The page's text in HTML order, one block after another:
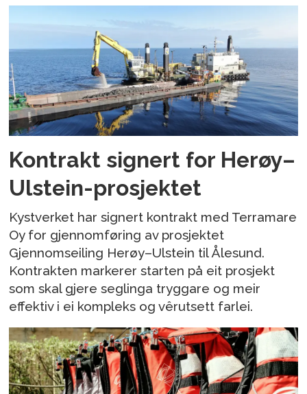
Kontrakt signert for Herøy–
Ulstein-prosjektet
Kystverket har signert kontrakt med Terramare
Oy for gjennomføring av prosjektet
Gjennomseiling Herøy–Ulstein til Ålesund.
Kontrakten markerer starten på eit prosjekt
som skal gjere seglinga tryggare og meir
effektiv i ei kompleks og vêrutsett farlei.